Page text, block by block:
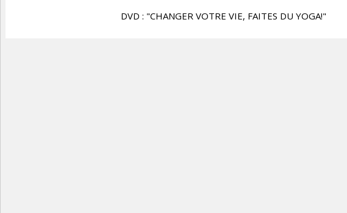
DVD : "CHANGER VOTRE VIE, FAITES DU YOGA!"